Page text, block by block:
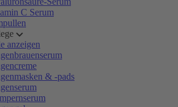
C Serum
anzeigen
& -pads